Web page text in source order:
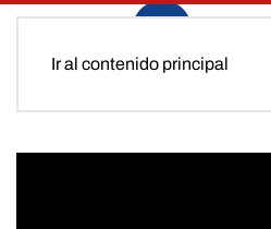
Ir al contenido principal